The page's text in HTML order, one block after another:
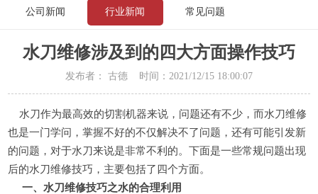
公司新闻 行业新闻 常见问题
水刀维修涉及到的四大方面操作技巧
发布者： 古德 时间：2021/12/15 18:00:07
水刀作为最高效的切割机器来说，问题还有不少，而水刀维修
也是一门学问，掌握不好的不仅解决不了问题，还有可能引发新
的问题，对于水刀来说是非常不利的。下面是一些常规问题出现
后的水刀维修技巧，主要包括了四个方面。
一、水刀维修技巧之水的合理利用